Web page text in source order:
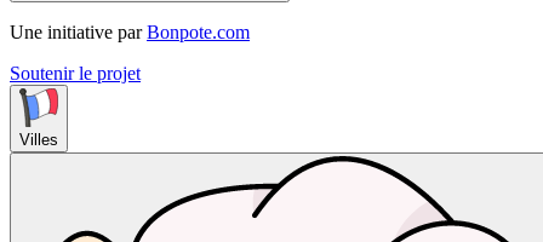
Une initiative par Bonpote.com
Soutenir le projet
Villes